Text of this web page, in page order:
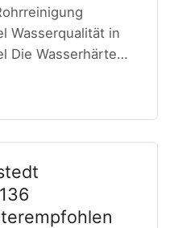
Wasserqualität in
Die Wasserhärte…